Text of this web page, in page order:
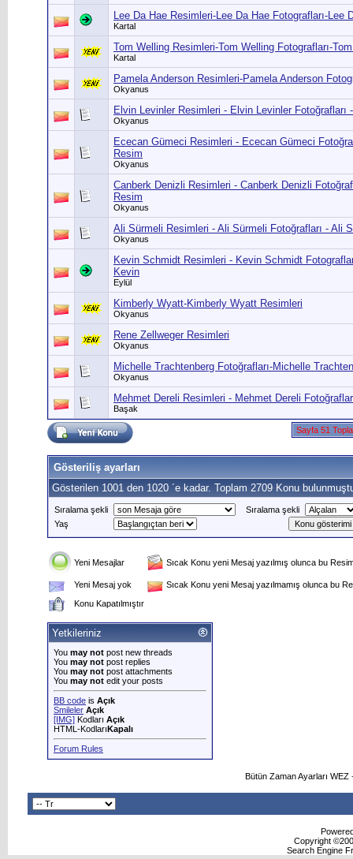
Lee Da Hae Resimleri-Lee Da Hae Fotografları-Lee
Kartal
Tom Welling Resimleri-Tom Welling Fotografları-
Kartal
Pamela Anderson Resimleri-Pamela Anderson
Okyanus
Elvin Levinler Resimleri - Elvin Levinler Fotoğrafları
Okyanus
Ececan Gümeci Resimleri - Ececan Gümeci
Resim
Okyanus
Canberk Denizli Resimleri - Canberk Denizli
Resim
Okyanus
Ali Sürmeli Resimleri - Ali Sürmeli Fotoğrafları - Ali
Okyanus
Kevin Schmidt Resimleri - Kevin Schmidt
Kevin
Eylül
Kimberly Wyatt-Kimberly Wyatt Resimleri
Okyanus
Rene Zellweger Resimleri
Okyanus
Michelle Trachtenberg Fotoğrafları-Michelle
Okyanus
Mehmet Dereli Resimleri - Mehmet Dereli
Başak
Sayfa 51
Gösteriliş ayarları
Gösterilen 1001 den 1020 ´e kadar. Toplam 2709 Konu
Sıralama şekli
Sıralama şekli
Yaş
Yeni Mesajlar Sıcak Konu yeni Mesaj yazılmış olunca bu
Yeni Mesaj yok
Sıcak Konu yeni Mesaj yazılmamış olunca bu
Konu Kapatılmıştır
Yetkileriniz
You may not post new threads
You may not post replies
You may not post attachments
You may not edit your posts
BB code is Açık
Smileler Açık
[IMG] Kodları Açık
HTML-KodlarıKapalı
Forum Rules
Bütün Zaman Ayarları
Copyright
Search Engine